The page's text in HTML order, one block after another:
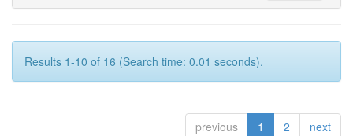
Results 1-10 of 16 (Search time: 0.01 seconds).
previous 1 2 next